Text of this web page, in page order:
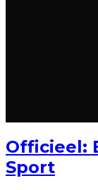
Officieel:
Sport